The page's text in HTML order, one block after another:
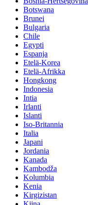
Botswana
Brunei
Bulgaria
Chile
Egypti
Espanja
Etelä-Korea
Etelä-Afrikka
Hongkong
Indonesia
Intia
Irlanti
Islanti
Iso-Britannia
Italia
Japani
Jordania
Kanada
Kambodža
Kolumbia
Kenia
Kirgizistan